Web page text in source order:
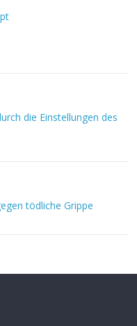
die Einstellungen des
tödliche Grippe